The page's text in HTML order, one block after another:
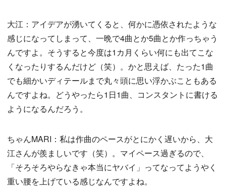
大江：アイデアが湧いてくると、何かに憑依されたような
感じになってしまって、一晩で4曲とか5曲とか作っちゃう
んですよ。そうすると今度は1カ月くらい何にも出てこな
くなったりするんだけど（笑）。かと思えば、たった1曲
でも細かいディテールまで丸々頭に思い浮かぶこともある
んですよね。どうやったら1日1曲、コンスタントに書ける
ようになるんだろう。
ちゃんMARI：私は作曲のペースがとにかく遅いから、大
江さんが羨ましいです（笑）。マイペース過ぎるので、
「そろそろやらなきゃ本当にヤバイ」ってなってようやく
重い腰を上げている感じなんですよね。